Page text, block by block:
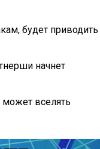
будет приводить
начнет
может вселять